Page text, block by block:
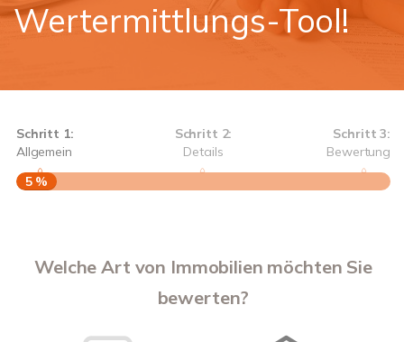
Wertermittlungs-Tool!
Schritt 1:
Allgemein
Schritt 2:
Details
Schritt 3:
Bewertung
5 %
Welche Art von Immobilien möchten Sie
bewerten?